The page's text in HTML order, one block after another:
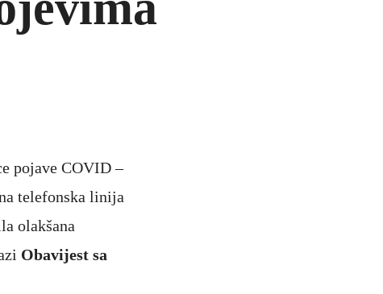
pojave COVID –
telefonska linija
olakšana
Obavijest sa